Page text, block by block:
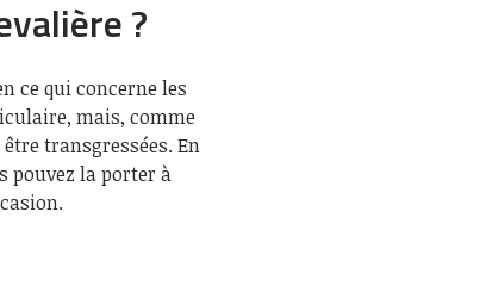
?
ce qui concerne les
mais, comme
transgressées. En
pouvez la porter à